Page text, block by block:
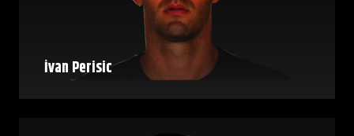
İvan Perisic